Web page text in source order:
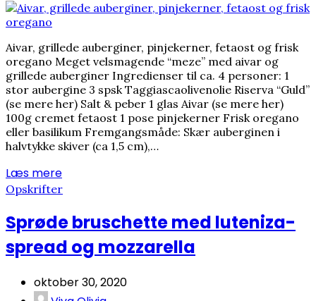
Aivar, grillede auberginer, pinjekerner, fetaost og frisk
oregano Meget velsmagende “meze” med aivar og
grillede auberginer Ingredienser til ca. 4 personer: 1
stor aubergine 3 spsk Taggiascaolivenolie Riserva “Guld”
(se mere her) Salt & peber 1 glas Aivar (se mere her)
100g cremet fetaost 1 pose pinjekerner Frisk oregano
eller basilikum Fremgangsmåde: Skær auberginen i
halvtykke skiver (ca 1,5 cm),…
Læs mere
Opskrifter
Sprøde bruschette med luteniza-
spread og mozzarella
oktober 30, 2020